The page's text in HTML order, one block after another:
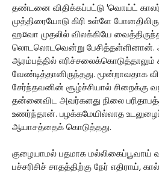
தண்டனை விதிக்கப்பட்டு 'வொய்ட்
முத்திரையோடு கிரி உள்ளே
ஹ¤வா முதலில் விலக்கியே
லொடலொடவென்று பேசித்தள்ளினான்.
ஆரம்பத்தில் எரிச்சலைக்கொடுத்தாலும்
வேண்டித்தானிருந்தது. மூன்றாவதாக
சேர்ந்தவனின் சூழ்ச்சியால் சிறைக்கு
தன்னைவிட அவர்களது நிலை
உணர்ந்தான். பழக்கமேயில்லாத
ஆயாசத்தைக் கொடுத்தது.
குழையாமல் பதமாக மல்லிகைப்பூவாய்
பச்சரிசிச் சாதத்திற்கு நேர் எதிராய்,